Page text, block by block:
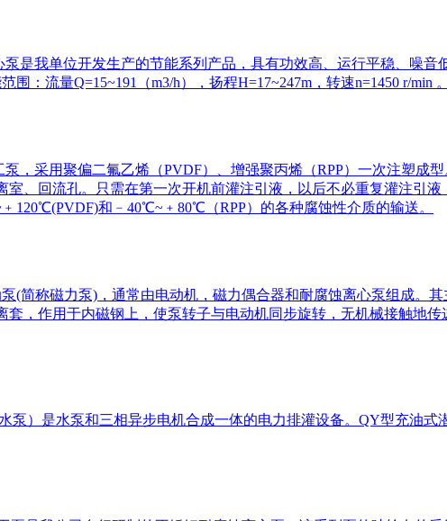
泵是我单位开发生产的节能系列产品，具有功效高、运行平稳、噪
：流量Q=15~191（m3/h），扬程H=17~247m，转速n=1450 r/min 。
泵，采用聚偏二氟乙烯（PVDF）、增强聚丙烯（RPP）一次注塑成
、回流孔。只需在第一次开机前灌注引液，以后不必重复灌注引
和﹣40℃~﹢80℃（RPP）的各种腐蚀性介质的输送。
(简称磁力泵)，通常由电动机，磁力偶合器和耐腐蚀离心泵组成。
套，作用于内磁钢上，使泵转子与电动机同步旋转，无机械接触地
泵）是水泵和三相异步电机合成一体的电力排灌设备。QY型充油